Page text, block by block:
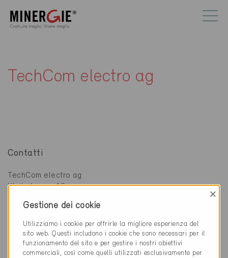
TechCom electro ag
Contatti
TechCom electro ag
Kirchstrasse 18
071 388 20 10
info@techcom.ch
www.techcom.ch
Gestione dei cookie
×
Utilizziamo i cookie per offrirle la migliore esperienza del
sito web. Questi includono i cookie che sono necessari per il
funzionamento del sito e per gestire i nostri obiettivi
commerciali, così come quelli utilizzati esclusivamente per